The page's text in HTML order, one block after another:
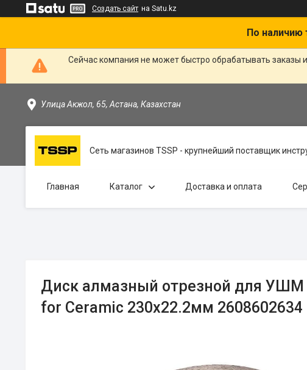
Создать сайт на Satu.kz
По наличию
Сейчас компания не может быстро обрабатывать заказы
Улица Акжол, 65, Астана, Казахстан
Сеть магазинов TSSP - крупнейший поставщик
Главная Каталог Доставка и оплата
Диск алмазный отрезной для УШМ
for Ceramic 230х22.2мм 2608602634